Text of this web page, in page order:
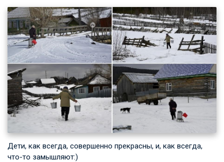
Дети, как всегда, совершенно прекрасны, и, как всегда,
что-то замышляют:)